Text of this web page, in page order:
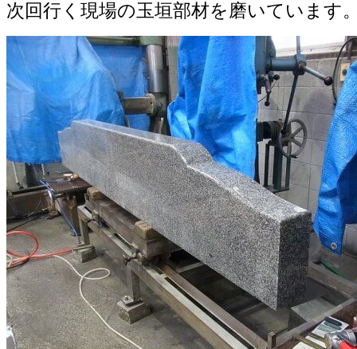
次回行く現場の玉垣部材を磨いています